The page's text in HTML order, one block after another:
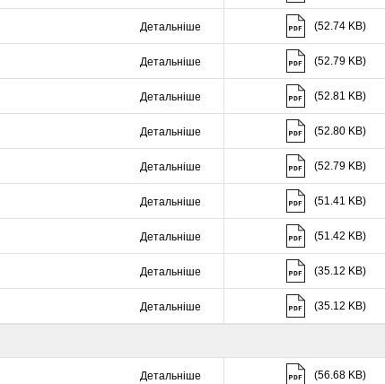
Детальніше (52.74 KB)
Детальніше
Скачати (52.79 KB)
(52.79 KB)
Детальніше
Скачати (52.81 KB)
(52.81 KB)
Детальніше
Скачати (52.80 KB)
(52.80 KB)
Детальніше
Скачати (52.79 KB)
(52.79 KB)
Детальніше
Скачати (51.41 KB)
(51.41 KB)
Детальніше
Скачати (51.42 KB)
(51.42 KB)
Детальніше
Скачати (35.12 KB)
(35.12 KB)
Детальніше
Скачати (35.12 KB)
(35.12 KB)
Детальніше (56.68 KB)
Скачати (56.71 KB)